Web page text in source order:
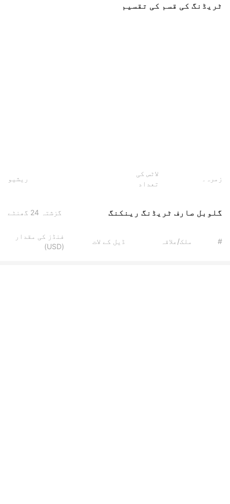
ٹریڈنگ کی قسم کی تقسیم
زمرہ۔
لاٹس کی
تعداد
ریشیو
گلوبل صارف ٹریڈنگ رینکنگ گزشتہ 24 گھنٹے
# ملک/علاقہ ڈیل کے لات
فنڈز کی مقدار
(USD)